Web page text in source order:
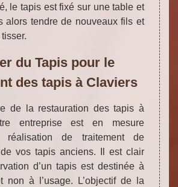
le tapis est fixé sur une table et
alors tendre de nouveaux fils et
du Tapis pour le
des tapis à Claviers
de la restauration des tapis à
entreprise est en mesure
réalisation de traitement de
vos tapis anciens. Il est clair
d’un tapis est destinée à
non à l’usage. L’objectif de la